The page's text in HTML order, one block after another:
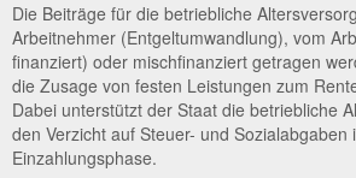
Die Bei­trä­ge für die betrieb­li­che
Arbeit­neh­mer (Ent­gelt­um­wand­lung), vom
fi­nan­ziert) oder misch­fi­nan­ziert getra­gen
die Zusa­ge von fes­ten Leis­tun­gen zum
Dabei unter­stützt der Staat die betrieb­li­che
den Ver­zicht auf Steu­er- und Sozi­al­ab­ga­ben
Einzahlungsphase.